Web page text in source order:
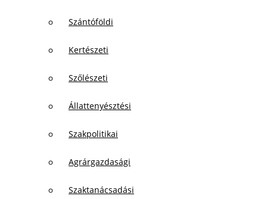
Szántóföldi
Kertészeti
Szőlészeti
Állattenyésztési
Szakpolitikai
Agrárgazdasági
Szaktanácsadási